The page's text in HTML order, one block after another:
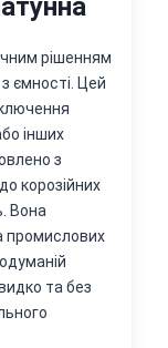
рішенням
ємності. Цей
інших
з
корозійних
Вона
промислових
та без